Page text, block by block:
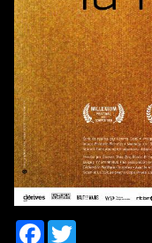
Facebook
Twitter